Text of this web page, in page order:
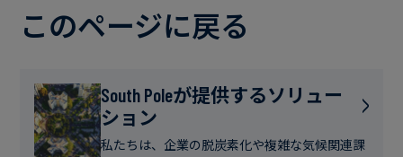
へ
り
み
ガ
ス
食
飲
ブ
ロ
ー
このページに戻る
South Poleが提供するソリュー
ション
私たちは、企業の脱炭素化や複雑な気候関連課